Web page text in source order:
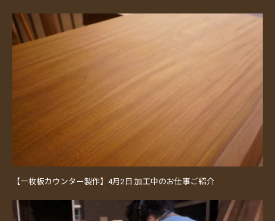
【一枚板カウンター製作】4月2日 加工中のお仕事ご紹介